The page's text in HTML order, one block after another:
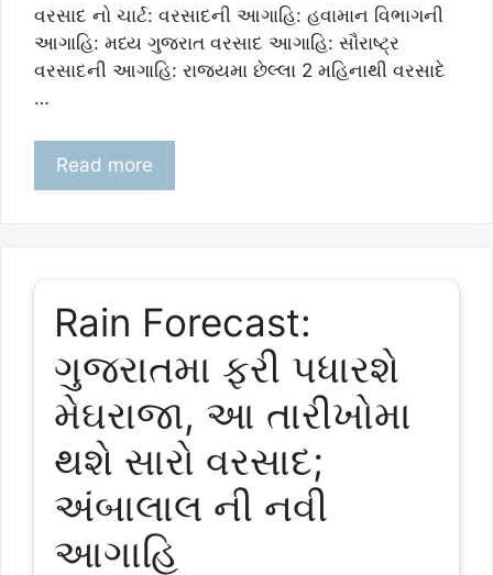
વરસાદ નો ચાર્ટ: વરસાદની આગાહિ: હવામાન વિભાગની
આગાહિ: મધ્ય ગુજરાત વરસાદ આગાહિ: સૌરાષ્ટ્ર
વરસાદની આગાહિ: રાજયમા છેલ્લા 2 મહિનાથી વરસાદે
…
Read more
Rain Forecast:
ગુજરાતમા ફરી પધારશે
મેઘરાજા, આ તારીખોમા
થશે સારો વરસાદ;
અંબાલાલ ની નવી
આગાહિ